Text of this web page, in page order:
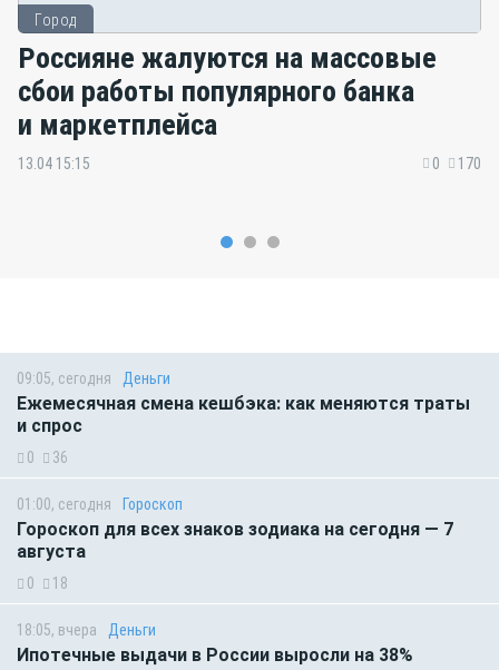
Город
Россияне жалуются на массовые
сбои работы популярного банка
и маркетплейса
13.04 15:15 0 170
09:05, сегодня Деньги
Ежемесячная смена кешбэка: как меняются траты
и спрос
0 36
01:00, сегодня Гороскоп
Гороскоп для всех знаков зодиака на сегодня — 7
августа
0 18
18:05, вчера Деньги
Ипотечные выдачи в России выросли на 38%